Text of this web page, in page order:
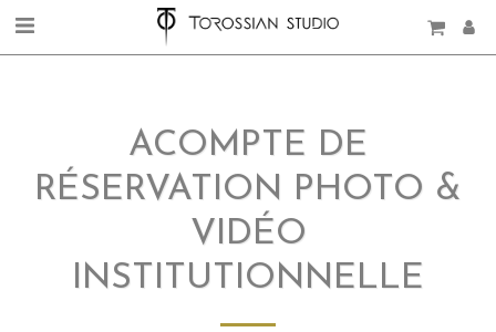
ACOMPTE DE
RÉSERVATION PHOTO &
VIDÉO
INSTITUTIONNELLE